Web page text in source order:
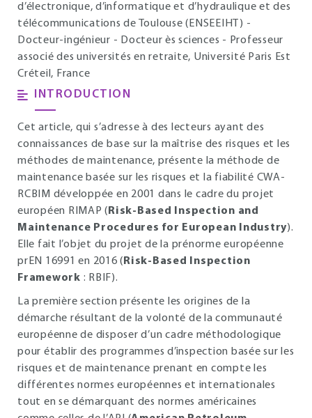
d’électronique, d’informatique et d’hydraulique et des
télécommunications de Toulouse (ENSEEIHT) -
Docteur-ingénieur - Docteur ès sciences - Professeur
associé des universités en retraite, Université Paris Est
Créteil, France
INTRODUCTION
Cet article, qui s’adresse à des lecteurs ayant des
connaissances de base sur la maîtrise des risques et les
méthodes de maintenance, présente la méthode de
maintenance basée sur les risques et la fiabilité CWA-
RCBIM développée en 2001 dans le cadre du projet
européen RIMAP ( Risk-Based Inspection and
Maintenance Procedures for European Industry).
Elle fait l’objet du projet de la prénorme européenne
prEN 16991 en 2016 ( Risk-Based Inspection
Framework : RBIF).
La première section présente les origines de la
démarche résultant de la volonté de la communauté
européenne de disposer d’un cadre méthodologique
pour établir des programmes d’inspection basée sur les
risques et de maintenance prenant en compte les
différentes normes européennes et internationales
tout en se démarquant des normes américaines